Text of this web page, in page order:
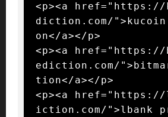
<p><a href="https://
diction.com/
on</a></p>
<p><a
ediction.com/
tion</a></p>
<p><a href="https://
iction.com/">lbank